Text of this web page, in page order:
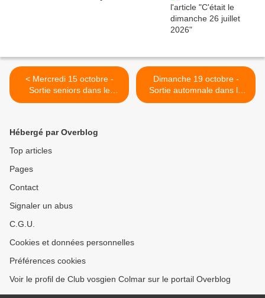
< Mercredi 15 octobre -
Sortie seniors dans le
Kaiserstuhl
Dimanche 19 octobre -
Sortie automnale dans le
ried de Jebsheim >
Hébergé par Overblog
Top articles
Pages
Contact
Signaler un abus
C.G.U.
Cookies et données personnelles
Préférences cookies
Voir le profil de Club vosgien Colmar sur le portail Overblog